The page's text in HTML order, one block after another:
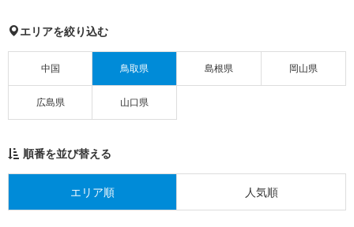
エリアを絞り込む
中国 鳥取県 島根県 岡山県
広島県 山口県
順番を並び替える
エリア順 人気順